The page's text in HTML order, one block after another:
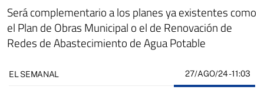
Será complementario a los planes ya existentes como
el Plan de Obras Municipal o el de Renovación de
Redes de Abastecimiento de Agua Potable
EL SEMANAL 27/AGO/24- 11:03